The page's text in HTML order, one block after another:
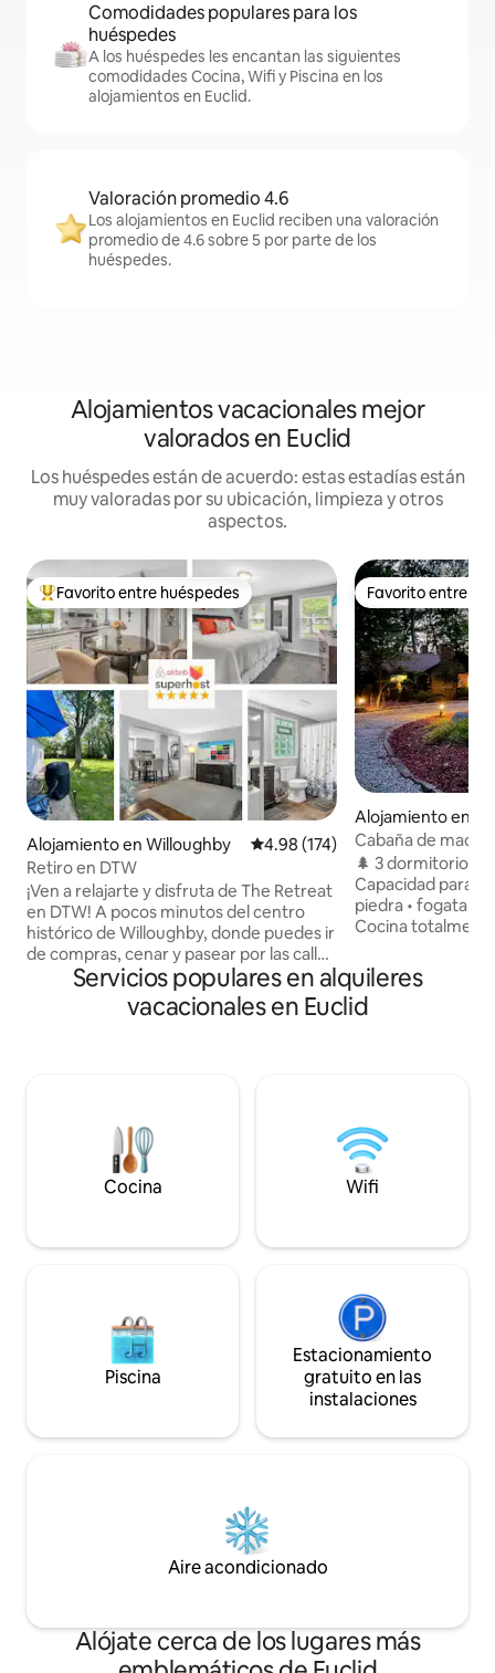
Comodidades populares para los
huéspedes
A los huéspedes les encantan las siguientes
comodidades Cocina, Wifi y Piscina en los
alojamientos en Euclid.
Valoración promedio 4.6
Los alojamientos en Euclid reciben una valoración
promedio de 4.6 sobre 5 por parte de los
huéspedes.
Alojamientos vacacionales mejor
valorados en Euclid
Los huéspedes están de acuerdo: estas estadías están
muy valoradas por su ubicación, limpieza y otros
aspectos.
Favorito entre huéspedes preferido
Favorito entre huéspedes
Alojamiento en Willoughby Calificación promedio: 4.98 de
4.98 (174)
Retiro en DTW
¡Ven a relajarte y disfruta de The Retreat
en DTW! A pocos minutos del centro
histórico de Willoughby, donde puedes ir
de compras, cenar y pasear por las calles
cuando quieras. Esta casa de campo
unifamiliar completamente renovada
tiene mucho que ofrecer. Incluye todos
y juegos de mesa para tu disfrute. El
dormitorio tiene una cama tamaño king
y la sala de estar tiene un sofá cama.
Disfruta del rincón de lectura en la zona
Favorito entre
Favorito entre
Alojamiento en
Cabaña de
Fogata y cenador
🌲 3 dormitorios •
Capacidad para 6
piedra • fogata •
Cocina
• vistas a la
habitación 🪟
estaciones con
mediados de
una verdadera
naturaleza, ¡todo
centro de
Servicios populares en alquileres
vacacionales en Euclid
Cocina Wifi
Piscina
Estacionamiento
gratuito en las
instalaciones
Aire acondicionado
Alójate cerca de los lugares más